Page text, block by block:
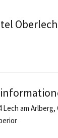
Oberlech
Lech am